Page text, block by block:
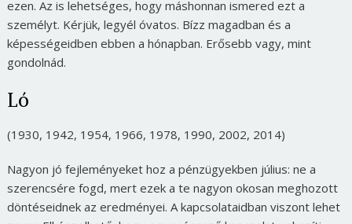
ezen. Az is lehetséges, hogy máshonnan ismered ezt a
személyt. Kérjük, legyél óvatos. Bízz magadban és a
képességeidben ebben a hónapban. Erősebb vagy, mint
gondolnád.
Ló
(1930, 1942, 1954, 1966, 1978, 1990, 2002, 2014)
Nagyon jó fejleményeket hoz a pénzügyekben július: ne a
szerencsére fogd, mert ezek a te nagyon okosan meghozott
döntéseidnek az eredményei. A kapcsolataidban viszont lehet